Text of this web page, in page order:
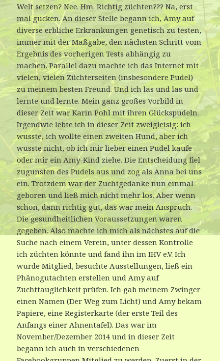
Welt setzen? Nee. Hm. Richtig züchten??? Na, erst
mal gucken. An dieser Stelle begann ich, Amy auf
diverse erbliche Erkrankungen genetisch zu testen,
immer mit der Maßgabe, den nächsten Schritt vom
Ergebnis des vorherigen Tests abhängig zu
machen. Parallel dazu machte ich das Internet mit
vielen, vielen Züchterseiten (insbesondere Pudel)
zu meinem besten Freund. Und ich las und las und
lernte und lernte. Mein ganz großes Vorbild in
dieser Zeit war Karin Pohl mit ihren Glückspudeln.
Irgendwie lebte ich in dieser Zeit zweigleisig: ich
wusste, ich wollte einen zweiten Hund, aber ich
wusste nicht, ob ich mir lieber einen Pudel kaufe
oder mir ein Amy-Kind ziehe. Die Entscheidung fiel
zugunsten des Pudels aus und zog als Anna bei uns
ein. Trotzdem war der Zuchtgedanke nun einmal
geboren und ließ mich nicht mehr los. Aber wenn
schon, dann richtig gut, das war mein Anspruch.
Die gesundheitlichen Voraussetzungen waren
gegeben. Also machte ich mich als nächstes auf die
Suche nach einem Verein, unter dessen Kontrolle
ich züchten könnte und fand ihn im IHV e.V. Ich
wurde Mitglied, besuchte Ausstellungen, ließ ein
Phänogutachten erstellen und Amy auf
Zuchttauglichkeit prüfen. Ich gab meinem Zwinger
einen Namen (Der Weg zum Licht) und Amy bekam
Papiere, eine Registerkarte (der erste Teil des
Anfangs einer Ahnentafel). Das war im
November/Dezember 2014 und in dieser Zeit
begann ich auch in verschiedenen